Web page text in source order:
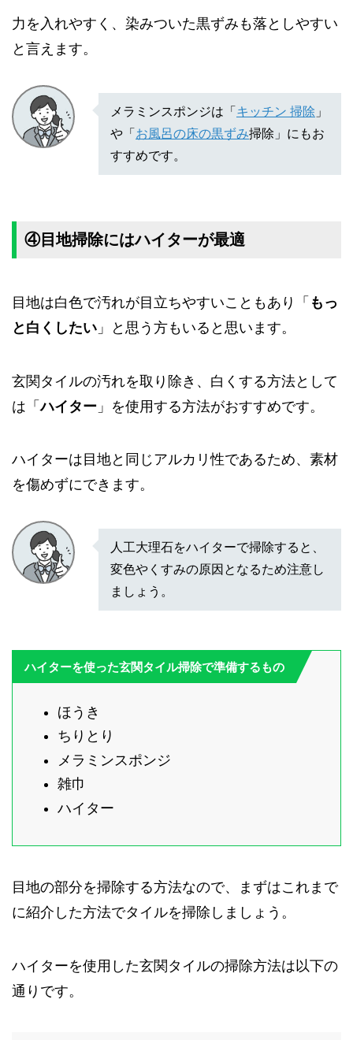
力を入れやすく、染みついた黒ずみも落としやすい
と言えます。
メラミンスポンジは「 キッチン 掃除 」
や「 お風呂の床の黒ずみ掃除」にもお
すすめです。
④目地掃除にはハイターが最適
目地は白色で汚れが目立ちやすいこともあり「 もっ
と白くしたい 」と思う方もいると思います。
玄関タイルの汚れを取り除き、白くする方法として
は「ハイター 」を使用する方法がおすすめです。
ハイターは目地と同じアルカリ性であるため、素材
を傷めずにできます。
人工大理石をハイターで掃除すると、
変色やくすみの原因となるため注意し
ましょう。
ハイターを使った玄関タイル掃除で準備するもの
ほうき
ちりとり
メラミンスポンジ
雑巾
ハイター
目地の部分を掃除する方法なので、まずはこれまで
に紹介した方法でタイルを掃除しましょう。
ハイターを使用した玄関タイルの掃除方法は以下の
通りです。